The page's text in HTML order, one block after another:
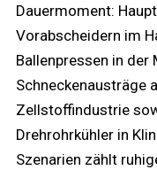
Dauermoment:
Vorabscheidern im
Ballenpressen in der
Schneckenausträge
Zellstoffindustrie
Drehrohrkühler in
Szenarien zählt